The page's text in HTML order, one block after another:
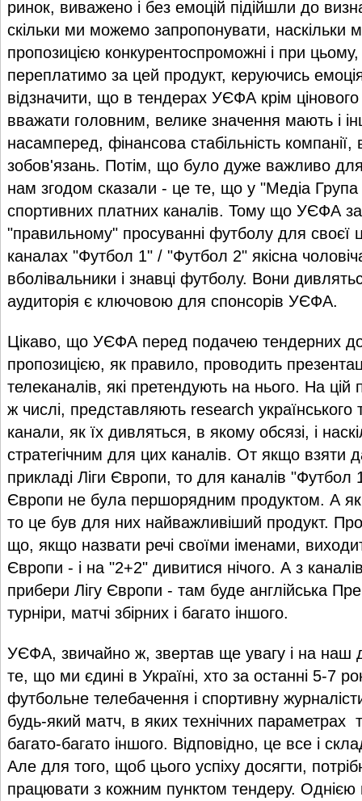
ринок, виважено і без емоцій підійшли до
скільки ми можемо запропонувати, наскільки
пропозицією конкурентоспроможні і при
переплатимо за цей продукт, керуючись
відзначити, що в тендерах УЄФА крім
вважати головним, велике значення мають і
насамперед, фінансова стабільність
зобов'язань. Потім, що було дуже важливо
нам згодом сказали - це те, що у "Медіа Група
спортивних платних каналів. Тому що УЄФА
"правильному" просуванні футболу для своєї
каналах "Футбол 1" / "Футбол 2" якісна
вболівальники і знавці футболу. Вони
аудиторія є ключовою для спонсорів УЄФА.
Цікаво, що УЄФА перед подачею тендерних
пропозицією, як правило, проводить
телеканалів, які претендують на нього. На цій
ж числі, представляють research українського
канали, як їх дивляться, в якому обсязі, і
стратегічним для цих каналів. От якщо взяти
прикладі Ліги Європи, то для каналів "Футбол
Європи не була першорядним продуктом. А
то це був для них найважливіший продукт.
що, якщо назвати речі своїми іменами,
Європи - і на "2+2" дивитися нічого. А з
прибери Лігу Європи - там буде англійська
турніри, матчі збірних і багато іншого.
УЄФА, звичайно ж, звертав ще увагу і на наш
те, що ми єдині в Україні, хто за останні 5-7
футбольне телебачення і спортивну
будь-який матч, в яких технічних параметрах
багато-багато іншого. Відповідно, це все і
Але для того, щоб цього успіху досягти,
працювати з кожним пунктом тендеру. Однією